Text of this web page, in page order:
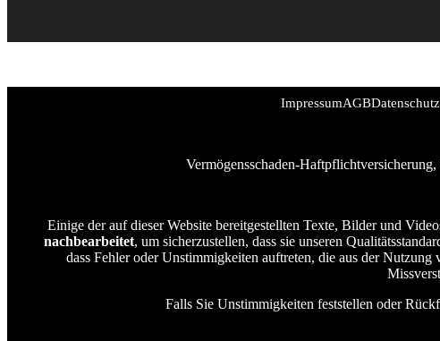
ImpressumAGB
Vermögensschaden-
Einige der auf dieser Website bereitgestellten Texte, Bilder und
nachbearbeitet, um sicherzustellen, dass sie unseren
dass Fehler oder Unstimmigkeiten auftreten, die aus der
Falls Sie Unstimmigkeiten feststellen oder